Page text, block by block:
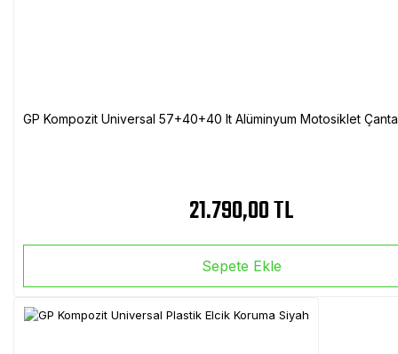
GP Kompozit Universal 57+40+40 lt Alüminyum Motosiklet
21.790,00 TL
Sepete Ekle